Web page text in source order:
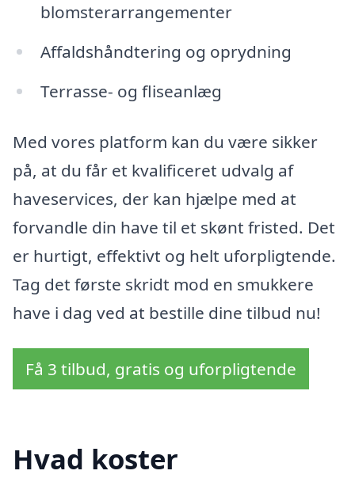
blomsterarrangementer
Affaldshåndtering og oprydning
Terrasse- og fliseanlæg
Med vores platform kan du være sikker
på, at du får et kvalificeret udvalg af
haveservices, der kan hjælpe med at
forvandle din have til et skønt fristed. Det
er hurtigt, effektivt og helt uforpligtende.
Tag det første skridt mod en smukkere
have i dag ved at bestille dine tilbud nu!
Få 3 tilbud, gratis og uforpligtende
Hvad koster